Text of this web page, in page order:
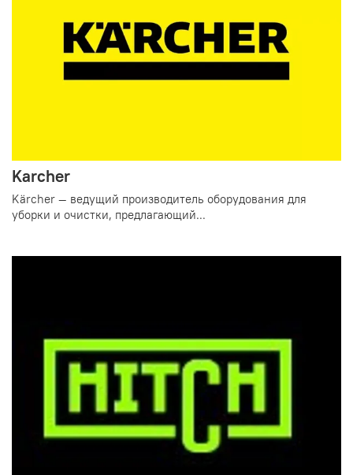
Karcher
Kärcher — ведущий производитель оборудования для
уборки и очистки, предлагающий...